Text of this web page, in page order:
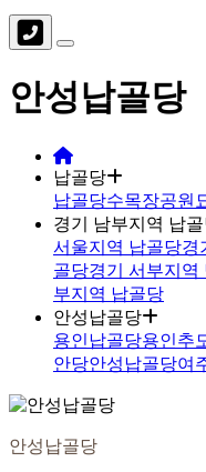
안성납골당
납골당
납골당수목장공원
경기 남부지역 납
서울지역 납골당경
골당경기 서부지역
부지역 납골당
안성납골당
용인납골당용인추
안당안성납골당여
안성납골당